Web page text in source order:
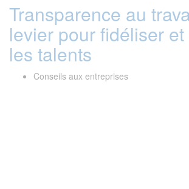
Transparence au
levier pour fidéliser
les talents
Conseils aux entreprises